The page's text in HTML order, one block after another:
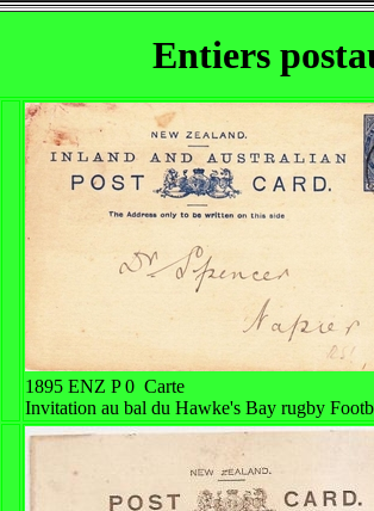
Entiers
1895 ENZ P 0 Carte
Invitation au bal du Hawke's Bay rugby